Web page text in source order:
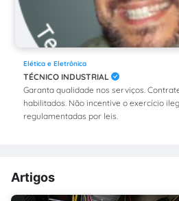
Elética e Eletrônica
TÉCNICO INDUSTRIAL
Garanta qualidade nos serviços.
habilitados. Não incentive o exercício
regulamentadas por leis.
Artigos